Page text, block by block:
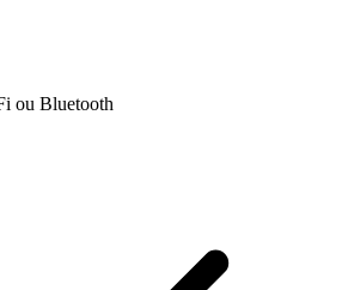
ou Bluetooth